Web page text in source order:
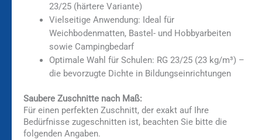
23/25 (härtere Variante)
Vielseitige Anwendung: Ideal für
Weichbodenmatten, Bastel- und Hobbyarbeiten
sowie Campingbedarf
Optimale Wahl für Schulen: RG 23/25 (23 kg/m³) –
die bevorzugte Dichte in Bildungseinrichtungen
Saubere Zuschnitte nach Maß:
Für einen perfekten Zuschnitt, der exakt auf Ihre
Bedürfnisse zugeschnitten ist, beachten Sie bitte die
folgenden Angaben.